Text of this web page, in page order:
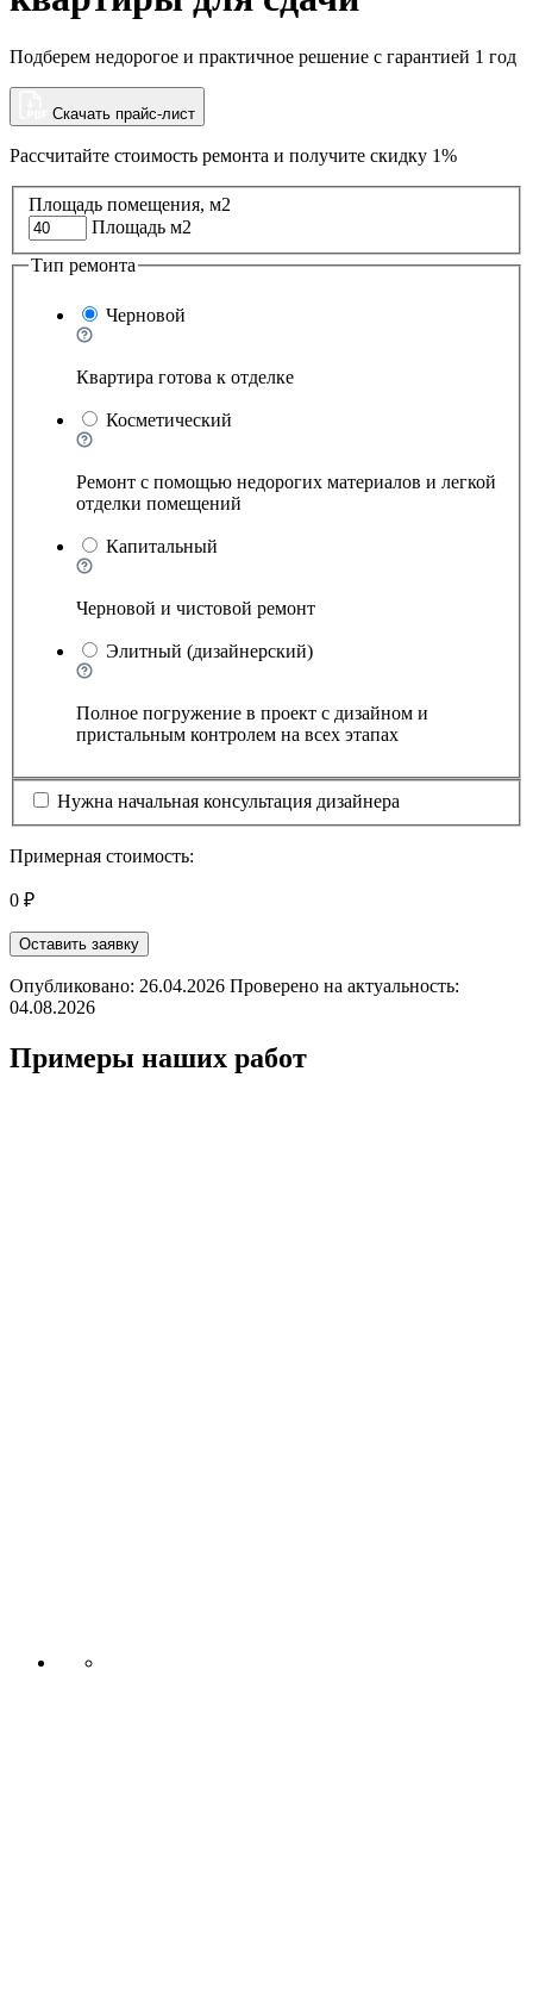
Подберем недорогое и практичное решение с гарантией 1 год
Скачать прайс-лист
Рассчитайте стоимость ремонта и получите скидку 1%
Площадь помещения, м2
Площадь м2
Тип ремонта
Черновой
Квартира готова к отделке
Косметический
Ремонт с помощью недорогих материалов и легкой
отделки помещений
Капитальный
Черновой и чистовой ремонт
Элитный (дизайнерский)
Полное погружение в проект с дизайном и
пристальным контролем на всех этапах
Нужна начальная консультация дизайнера
Примерная стоимость:
0 ₽
Оставить заявку
Опубликовано: 26.04.2026 Проверено на актуальность:
04.08.2026
Примеры наших работ